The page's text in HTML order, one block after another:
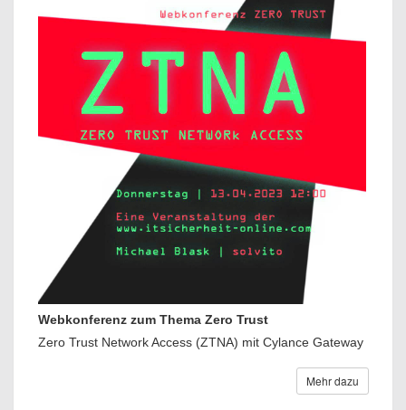
Webkonferenz zum Thema Zero Trust
Zero Trust Network Access (ZTNA) mit Cylance Gateway
Mehr dazu